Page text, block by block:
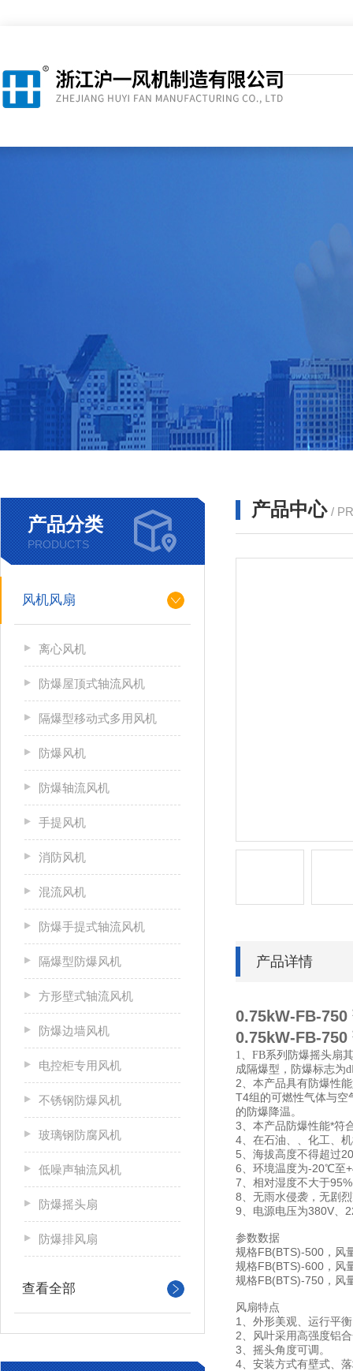
产品分类
PRODUCTS
风机风扇
离心风机
防爆屋顶式轴流风机
隔爆型移动式多用风机
防爆风机
防爆轴流风机
手提风机
消防风机
混流风机
防爆手提式轴流风机
隔爆型防爆风机
方形壁式轴流风机
防爆边墙风机
电控柜专用风机
不锈钢防爆风机
玻璃钢防腐风机
低噪声轴流风机
防爆摇头扇
防爆排风扇
查看全部
产品中心 /
产品详情
0.75kW-FB-750
0.75kW-FB-750
1、FB系列防爆摇头扇
成隔爆型，防爆标志为
2、本产品具有防爆性
T4组的可燃性气体与空
的防爆降温。
3、本产品防爆性能*符
4、在石油、、化工、
5、海拔高度不得超过
6、环境温度为-20℃至
7、相对湿度不大于
8、无雨水侵袭，无剧
9、电源电压为380V、
参数数据
规格FB(BTS)-500，风
规格FB(BTS)-600，风
规格FB(BTS)-750，风
风扇特点
1、外形美观、运行平
2、风叶采用高强度铝
3、摇头角度可调。
4、安装方式有壁式、